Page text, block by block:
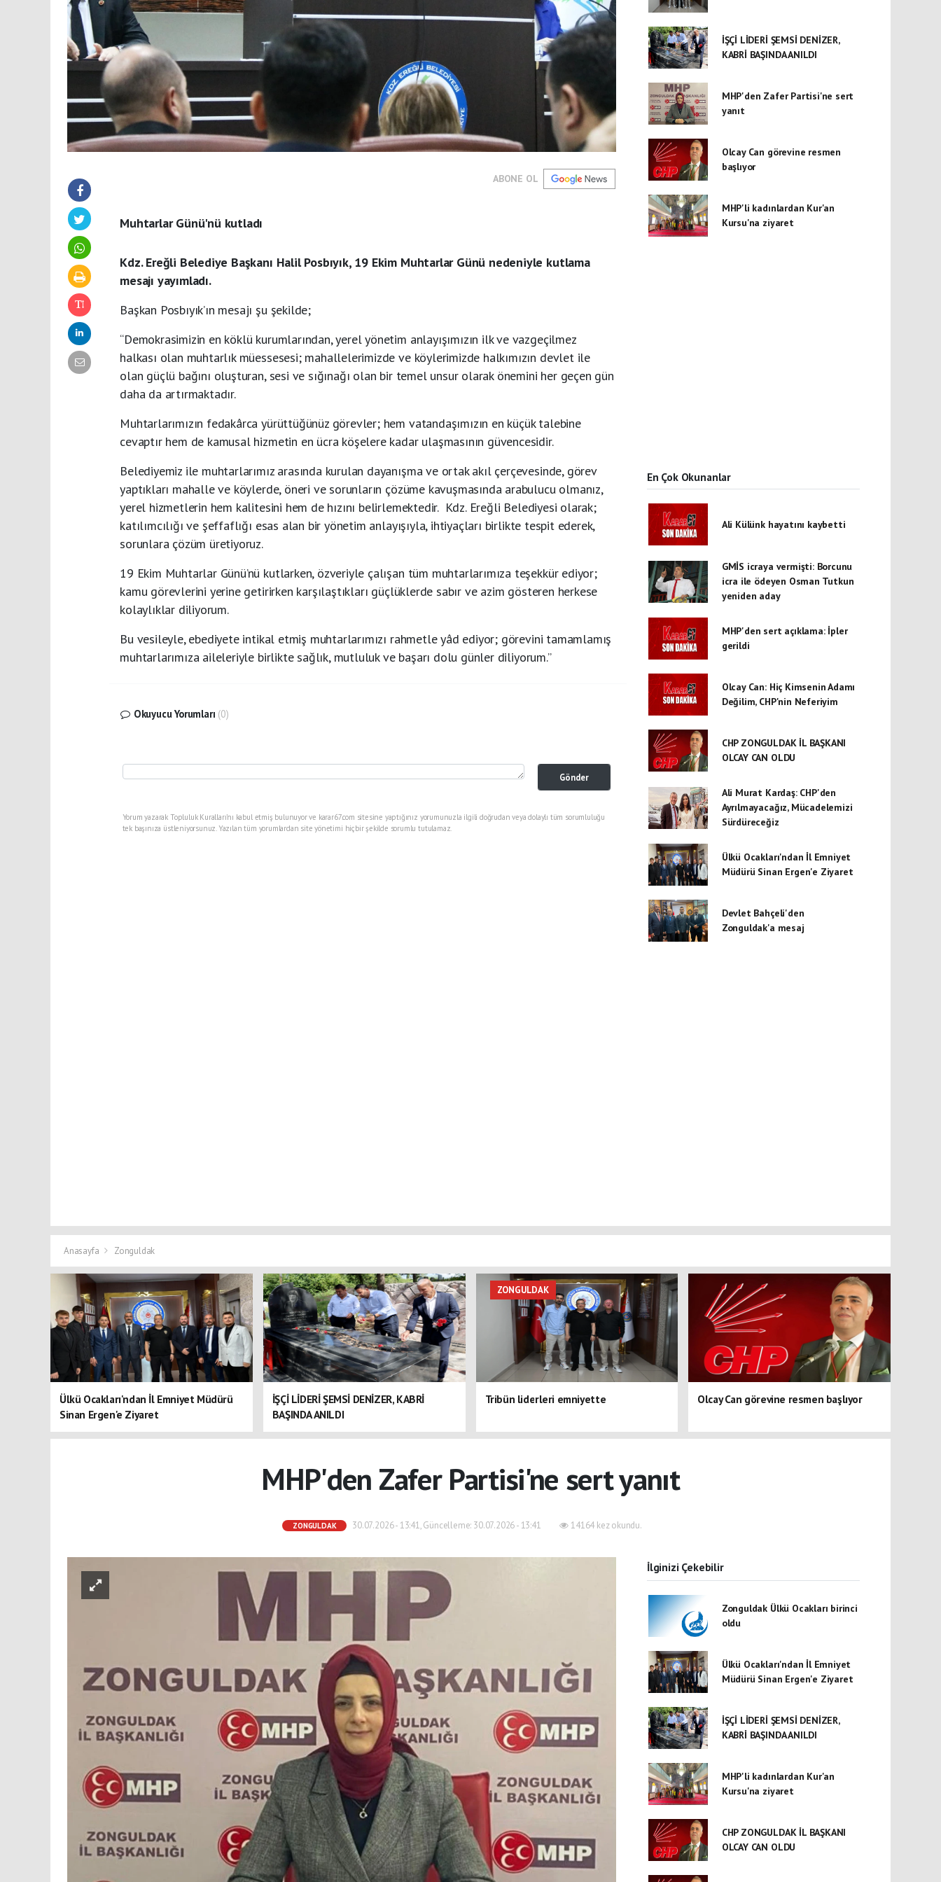
ABONE OL
Muhtarlar Günü'nü kutladı
Kdz. Ereğli Belediye Başkanı Halil Posbıyık, 19 Ekim Muhtarlar Günü nedeniyle kutlama
mesajı yayımladı.
Başkan Posbıyık’ın mesajı şu şekilde;
“Demokrasimizin en köklü kurumlarından, yerel yönetim anlayışımızın ilk ve vazgeçilmez
halkası olan muhtarlık müessesesi; mahallelerimizde ve köylerimizde halkımızın devlet ile
olan güçlü bağını oluşturan, sesi ve sığınağı olan bir temel unsur olarak önemini her geçen gün
daha da artırmaktadır.
Muhtarlarımızın fedakârca yürüttüğünüz görevler; hem vatandaşımızın en küçük talebine
cevaptır hem de kamusal hizmetin en ücra köşelere kadar ulaşmasının güvencesidir.
Belediyemiz ile muhtarlarımız arasında kurulan dayanışma ve ortak akıl çerçevesinde, görev
yaptıkları mahalle ve köylerde, öneri ve sorunların çözüme kavuşmasında arabulucu olmanız,
yerel hizmetlerin hem kalitesini hem de hızını belirlemektedir. Kdz. Ereğli Belediyesi olarak;
katılımcılığı ve şeffaflığı esas alan bir yönetim anlayışıyla, ihtiyaçları birlikte tespit ederek,
sorunlara çözüm üretiyoruz.
19 Ekim Muhtarlar Günü’nü kutlarken, özveriyle çalışan tüm muhtarlarımıza teşekkür ediyor;
kamu görevlerini yerine getirirken karşılaştıkları güçlüklerde sabır ve azim gösteren herkese
kolaylıklar diliyorum.
Bu vesileyle, ebediyete intikal etmiş muhtarlarımızı rahmetle yâd ediyor; görevini tamamlamış
muhtarlarımıza aileleriyle birlikte sağlık, mutluluk ve başarı dolu günler diliyorum.”
Okuyucu Yorumları (0)
Gönder
Yorum yazarak Topluluk Kuralları’nı kabul etmiş bulunuyor ve karar67.com sitesine yaptığınız yorumunuzla ilgili doğrudan veya dolaylı tüm sorumluluğu
tek başınıza üstleniyorsunuz. Yazılan tüm yorumlardan site yönetimi hiçbir şekilde sorumlu tutulamaz.
İŞÇİ LİDERİ ŞEMSİ DENİZER,
KABRİ BAŞINDA ANILDI
MHP'den Zafer Partisi'ne sert
yanıt
Olcay Can görevine resmen
başlıyor
MHP'li kadınlardan Kur'an
Kursu'na ziyaret
En Çok Okunanlar
Ali Külünk hayatını kaybetti
GMİS icraya vermişti: Borcunu
icra ile ödeyen Osman Tutkun
yeniden aday
MHP'den sert açıklama: İpler
gerildi
Olcay Can: Hiç Kimsenin Adamı
Değilim, CHP'nin Neferiyim
CHP ZONGULDAK İL BAŞKANI
OLCAY CAN OLDU
Ali Murat Kardaş: CHP'den
Ayrılmayacağız, Mücadelemizi
Sürdüreceğiz
Ülkü Ocakları'ndan İl Emniyet
Müdürü Sinan Ergen'e Ziyaret
Devlet Bahçeli'den
Zonguldak'a mesaj
Anasayfa Zonguldak
Ülkü Ocakları'ndan İl Emniyet Müdürü
Sinan Ergen'e Ziyaret
İŞÇİ LİDERİ ŞEMSİ DENİZER, KABRİ
BAŞINDA ANILDI
ZONGULDAK
Tribün liderleri emniyette Olcay Can görevine resmen başlıyor
MHP'den Zafer Partisi'ne sert yanıt
ZONGULDAK 30.07.2026 - 13:41, Güncelleme: 30.07.2026 - 13:41 14164 kez okundu.
İlginizi Çekebilir
Zonguldak Ülkü Ocakları birinci
oldu
Ülkü Ocakları'ndan İl Emniyet
Müdürü Sinan Ergen'e Ziyaret
İŞÇİ LİDERİ ŞEMSİ DENİZER,
KABRİ BAŞINDA ANILDI
MHP'li kadınlardan Kur'an
Kursu'na ziyaret
CHP ZONGULDAK İL BAŞKANI
OLCAY CAN OLDU